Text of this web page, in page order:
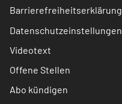
Barrierefreiheitserklärung
Datenschutzeinstellungen
Videotext
Offene Stellen
Abo kündigen